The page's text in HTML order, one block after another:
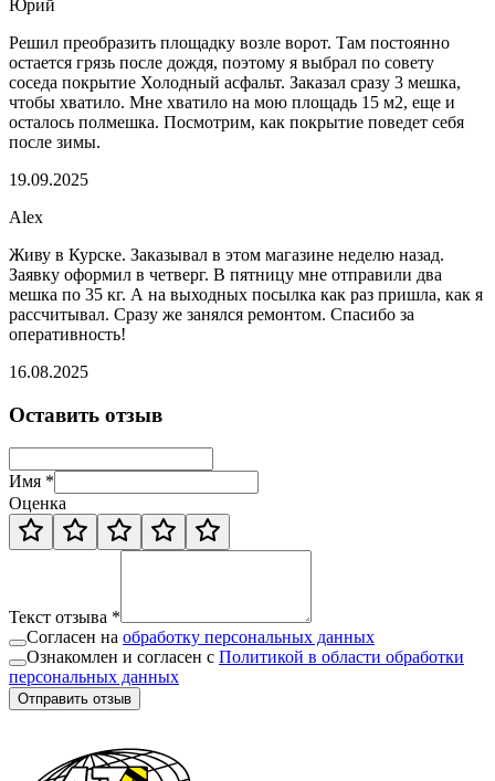
Юрий
Решил преобразить площадку возле ворот. Там постоянно
остается грязь после дождя, поэтому я выбрал по совету
соседа покрытие Холодный асфальт. Заказал сразу 3 мешка,
чтобы хватило. Мне хватило на мою площадь 15 м2, еще и
осталось полмешка. Посмотрим, как покрытие поведет себя
после зимы.
19.09.2025
Alex
Живу в Курске. Заказывал в этом магазине неделю назад.
Заявку оформил в четверг. В пятницу мне отправили два
мешка по 35 кг. А на выходных посылка как раз пришла, как я
рассчитывал. Сразу же занялся ремонтом. Спасибо за
оперативность!
16.08.2025
Оставить отзыв
Имя *
Оценка
Текст отзыва *
Согласен на обработку персональных данных
Ознакомлен и согласен с Политикой в области обработки
персональных данных
Отправить отзыв